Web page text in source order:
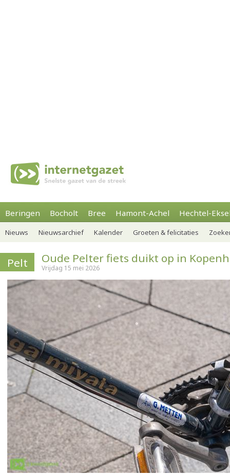
Beringen Bocholt Bree Hamont-Achel Hechtel-
Nieuws Nieuwsarchief Kalender Groeten & felicitaties
Pelt Oude Pelter fiets duikt op in
Vrijdag 15 mei 2026